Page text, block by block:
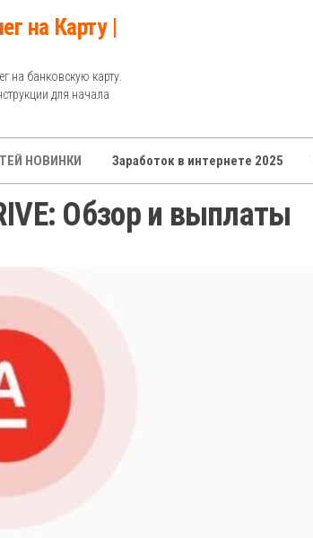
на Карту |
на банковскую карту.
для начала
НОВИНКИ Заработок в интернете 2025
Обзор и выплаты